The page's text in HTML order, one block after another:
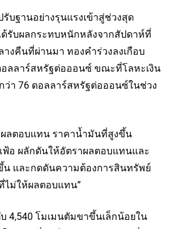
บฐานอย่างรุนแรงเข้าสู่ช่วงสุด
ด้รับผลกระทบหนักหลังจากสัปดาห์ที่
งคืนที่ผ่านมา ทองคำร่วงลงเกือบ
อลลาร์สหรัฐต่อออนซ์ ขณะที่โลหะเงิน
ว่า 76 ดอลลาร์สหรัฐต่อออนซ์ในช่วง
ลตอบแทน ราคาน้ำมันที่สูงขึ้น
ฟ้อ ผลักดันให้อัตราผลตอบแทนและ
และกดดันความต้องการสินทรัพย์
ม่ให้ผลตอบแทน”
4,540 โมเมนตัมขาขึ้นเล็กน้อยใน